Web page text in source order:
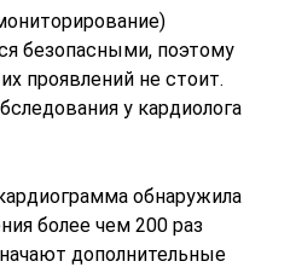
безопасными, поэтому
проявлений не стоит.
у кардиолога
обнаружила
более чем 200 раз
дополнительные